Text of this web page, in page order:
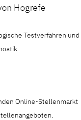
Hogrefe
Testverfahren und
Online-Stellenmarkt